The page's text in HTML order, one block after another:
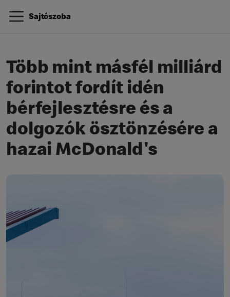
Sajtószoba
Több mint másfél milliárd
forintot fordít idén
bérfejlesztésre és a
dolgozók ösztönzésére a
hazai McDonald's